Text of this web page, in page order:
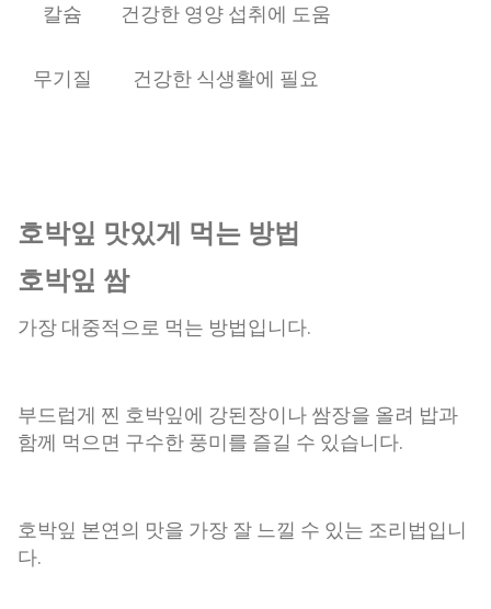
칼슘 건강한 영양 섭취에 도움
무기질 건강한 식생활에 필요
호박잎 맛있게 먹는 방법
호박잎 쌈
가장 대중적으로 먹는 방법입니다.
부드럽게 찐 호박잎에 강된장이나 쌈장을 올려 밥과
함께 먹으면 구수한 풍미를 즐길 수 있습니다.
호박잎 본연의 맛을 가장 잘 느낄 수 있는 조리법입니
다.